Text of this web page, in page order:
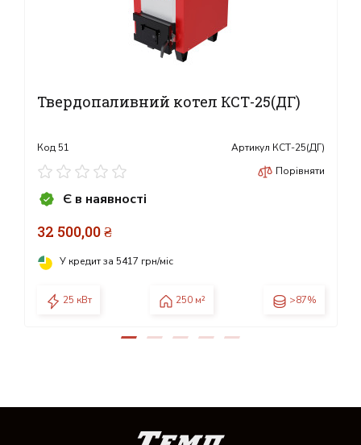
Твердопаливний котел КСТ-25(ДГ)
Код 51 Артикул КСТ-25(ДГ)
Порівняти
Є в наявності
32 500,00 ₴
У кредит за 5417 грн/міс
25 кВт 250 м² >87%